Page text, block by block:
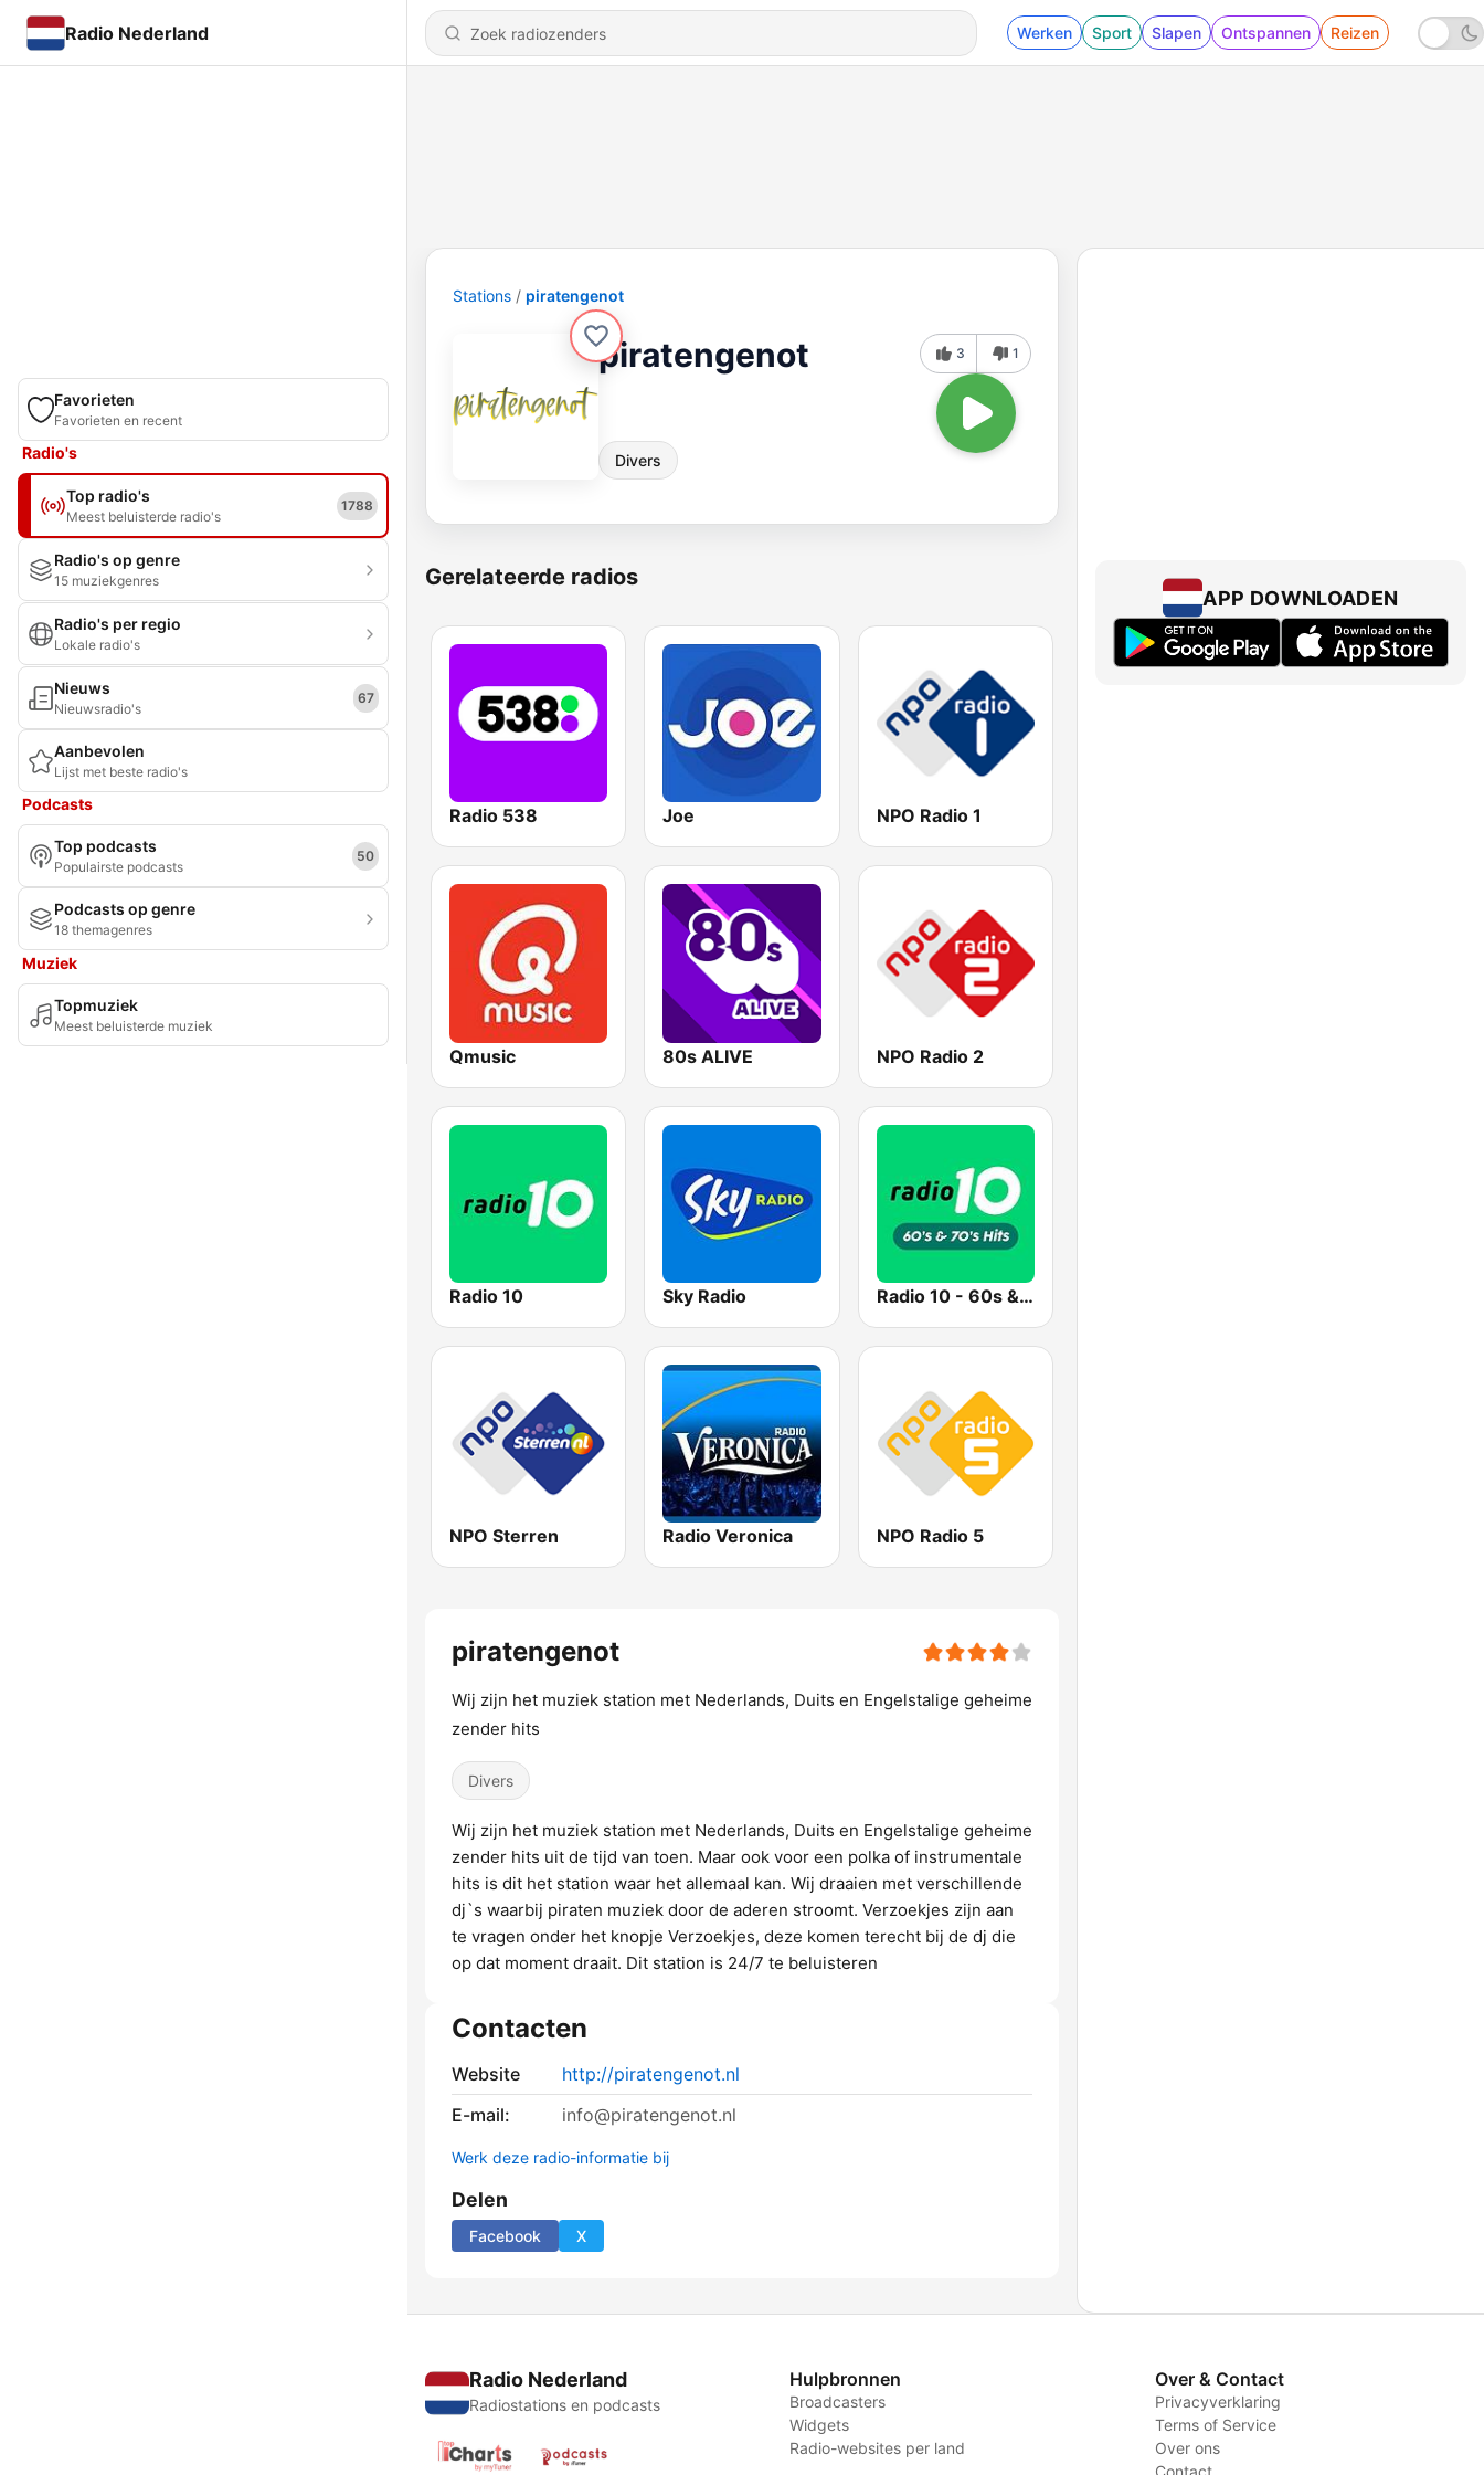
Radio Nederland Werken Sport Slapen Ontspannen Reizen
Favorieten
Favorieten en recent
Radio's
Top radio's
Meest beluisterde radio's
1788
Radio's op genre
15 muziekgenres
Radio's per regio
Lokale radio's
Nieuws
Nieuwsradio's
67
Aanbevolen
Lijst met beste radio's
Podcasts
Top podcasts
Populairste podcasts
50
Podcasts op genre
18 themagenres
Muziek
Topmuziek
Meest beluisterde muziek
Stations piratengenot
piratengenot
Divers
3 1
Gerelateerde radios
Radio 538 Joe NPO Radio 1
Qmusic 80s ALIVE NPO Radio 2
Radio 10 Sky Radio Radio 10 - 60s & 70s Hits
NPO Sterren Radio Veronica NPO Radio 5
piratengenot
Wij zijn het muziek station met Nederlands, Duits en Engelstalige geheime
zender hits
Divers
Wij zijn het muziek station met Nederlands, Duits en Engelstalige geheime
zender hits uit de tijd van toen. Maar ook voor een polka of instrumentale
hits is dit het station waar het allemaal kan. Wij draaien met verschillende
dj`s waarbij piraten muziek door de aderen stroomt. Verzoekjes zijn aan
te vragen onder het knopje Verzoekjes, deze komen terecht bij de dj die
op dat moment draait. Dit station is 24/7 te beluisteren
Contacten
Website
http://piratengenot.nl
E-mail:
info@piratengenot.nl
Werk deze radio-informatie bij
Delen
Facebook X
APP DOWNLOADEN
Radio Nederland
Radiostations en podcasts
Hulpbronnen
Broadcasters
Widgets
Radio-websites per land
Over & Contact
Privacyverklaring
Terms of Service
Over ons